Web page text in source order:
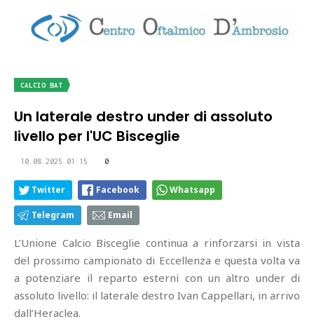
CALCIO BAT
Un laterale destro under di assoluto
livello per l'UC Bisceglie
10.08.2025 01:15 0
Twitter Facebook Whatsapp
Telegram Email
L’Unione Calcio Bisceglie continua a rinforzarsi in vista
del prossimo campionato di Eccellenza e questa volta va
a potenziare il reparto esterni con un altro under di
assoluto livello: il laterale destro Ivan Cappellari, in arrivo
dall’Heraclea.